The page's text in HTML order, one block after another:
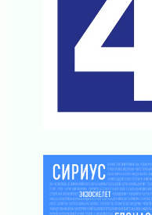
Ленобласть
труда в ЖКХ
03 августа 2026
Поддержка
Ладожский мост
часа
Музеи
03 августа 2026
Новая площадка:
03 августа 2026